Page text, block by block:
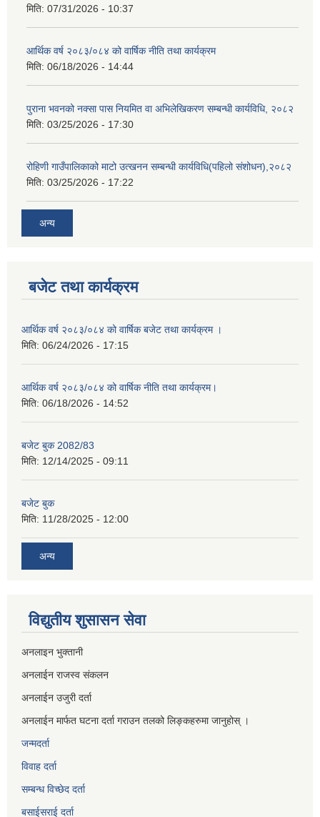
मिति: 07/31/2026 - 10:37
आर्थिक वर्ष २०८३/०८४ को वार्षिक नीति तथा कार्यक्रम
मिति: 06/18/2026 - 14:44
पुराना भवनको नक्सा पास नियमित वा अभिलेखिकरण सम्बन्धी कार्यविधि, २०८२
मिति: 03/25/2026 - 17:30
रोहिणी गाउँपालिकाको माटो उत्खनन सम्बन्धी कार्यविधि(पहिलो संशोधन),२०८२
मिति: 03/25/2026 - 17:22
अन्य
बजेट तथा कार्यक्रम
आर्थिक वर्ष २०८३/०८४ को वार्षिक बजेट तथा कार्यक्रम ।
मिति: 06/24/2026 - 17:15
आर्थिक वर्ष २०८३/०८४ को वार्षिक नीति तथा कार्यक्रम।
मिति: 06/18/2026 - 14:52
बजेट बुक 2082/83
मिति: 12/14/2025 - 09:11
बजेट बुक
मिति: 11/28/2025 - 12:00
अन्य
विद्युतीय शुसासन सेवा
अनलाइन भुक्तानी
अनलाईन राजस्व संकलन
अनलाईन उजुरी दर्ता
अनलाईन मार्फत घटना दर्ता गराउन तलको लिङ्कहरुमा जानुहोस् ।
जन्मदर्ता
विवाह दर्ता
सम्बन्ध विच्छेद दर्ता
बसाईसराई दर्ता